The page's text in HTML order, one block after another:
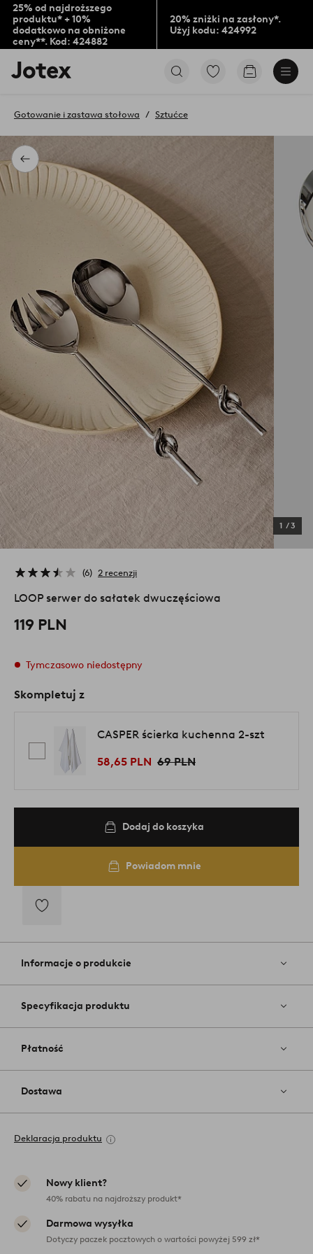
25% od najdroższego
produktu* + 10%
dodatkowo na obniżone
ceny**. Kod: 424882
20% zniżki na zasłony*.
Użyj kodu: 424992
Logo
Jotex
na
stronę
PrzejdźPrzejdź
Powrót
Gotowanie i zastawa stołowa Sztućce
1 /3
6 2 recenzji
LOOP serwer do sałatek dwuczęściowa
119 PLN
Tymczasowo niedostępny
Skompletuj z
CASPER ścierka kuchenna 2-szt
58,65 PLN 69 PLN
Dodaj do koszyka
Powiadom mnie
do
ulubionych
Informacje o produkcie
Specyfikacja produktu
Płatność
Dostawa
Deklaracja produktu
Nowy klient?
40% rabatu na najdroższy produkt*
Darmowa wysyłka
Dotyczy paczek pocztowych o wartości powyżej 599 zł*